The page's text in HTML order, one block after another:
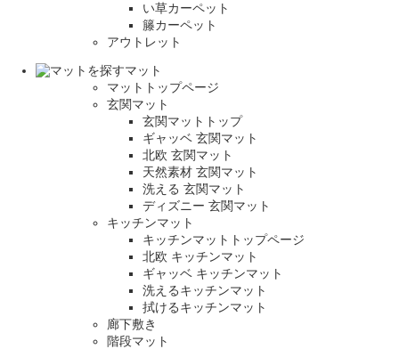
い草カーペット
籐カーペット
アウトレット
マット
マットトップページ
玄関マット
玄関マットトップ
ギャッベ 玄関マット
北欧 玄関マット
天然素材 玄関マット
洗える 玄関マット
ディズニー 玄関マット
キッチンマット
キッチンマットトップページ
北欧 キッチンマット
ギャッベ キッチンマット
洗えるキッチンマット
拭けるキッチンマット
廊下敷き
階段マット